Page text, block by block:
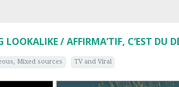
LOOKALIKE / AFFIRMA’TIF, C’EST DU
Mixed sources TV and Viral